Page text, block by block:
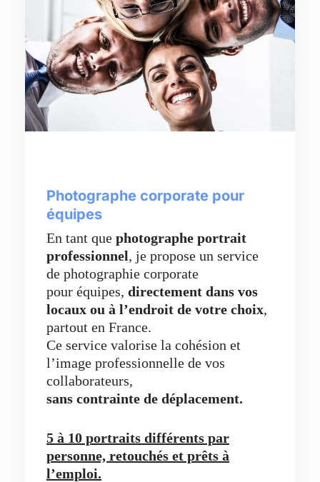
Photographe corporate pour
équipes
En tant que photographe portrait
professionnel, je propose un service
de photographie corporate
pour équipes, directement dans vos
locaux ou à l’endroit de votre choix,
partout en France.
Ce service valorise la cohésion et
l’image professionnelle de vos
collaborateurs,
sans contrainte de déplacement.
5 à 10 portraits différents par
personne, retouchés et prêts à
l’emploi.